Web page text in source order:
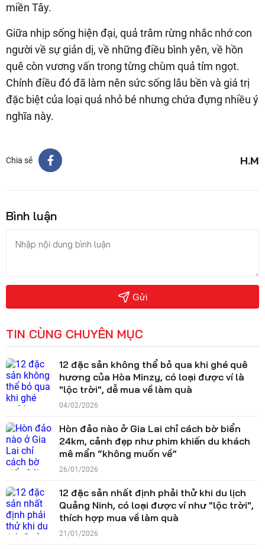
miền Tây.
Giữa nhịp sống hiện đại, quả trâm rừng nhắc nhớ con
người về sự giản dị, về những điều bình yên, về hồn
quê còn vương vấn trong từng chùm quả tím ngọt.
Chính điều đó đã làm nên sức sống lâu bền và giá trị
đặc biệt của loại quả nhỏ bé nhưng chứa đựng nhiều ý
nghĩa này.
Chia sẻ H.M
Bình luận
Gửi
TIN CÙNG CHUYÊN MỤC
12 đặc sản không thể bỏ qua khi ghé quê
hương của Hòa Minzy, có loại được ví là
"lộc trời", dễ mua về làm quà
04/02/2026
Hòn đảo nào ở Gia Lai chỉ cách bờ biển
24km, cảnh đẹp như phim khiến du khách
mê mẩn “không muốn về”
26/01/2026
12 đặc sản nhất định phải thử khi du lịch
Quảng Ninh, có loại được ví như "lộc trời",
thích hợp mua về làm quà
21/01/2026